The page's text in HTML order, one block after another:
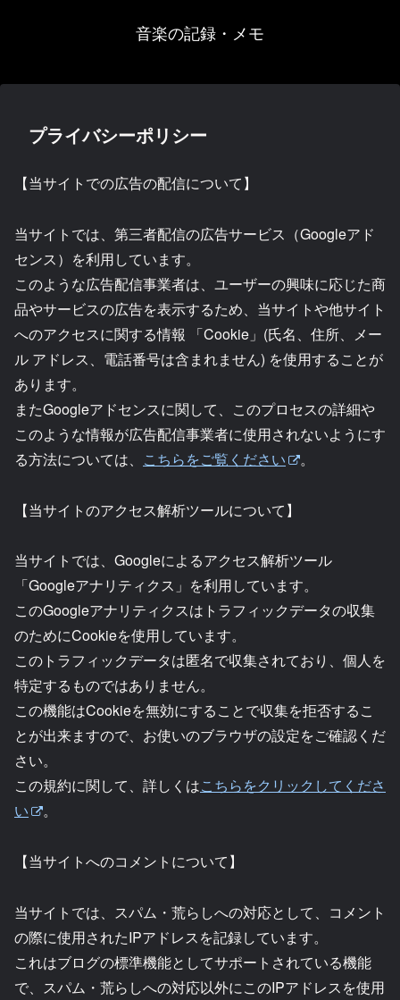
音楽の記録・メモ
プライバシーポリシー
【当サイトでの広告の配信について】
当サイトでは、第三者配信の広告サービス（Googleアド
センス）を利用しています。
このような広告配信事業者は、ユーザーの興味に応じた商
品やサービスの広告を表示するため、当サイトや他サイト
へのアクセスに関する情報 「Cookie」(氏名、住所、メー
ル アドレス、電話番号は含まれません) を使用することが
あります。
またGoogleアドセンスに関して、このプロセスの詳細や
このような情報が広告配信事業者に使用されないようにす
る方法については、 こちらをご覧ください 。
【当サイトのアクセス解析ツールについて】
当サイトでは、Googleによるアクセス解析ツール
「Googleアナリティクス」を利用しています。
このGoogleアナリティクスはトラフィックデータの収集
のためにCookieを使用しています。
このトラフィックデータは匿名で収集されており、個人を
特定するものではありません。
この機能はCookieを無効にすることで収集を拒否するこ
とが出来ますので、お使いのブラウザの設定をご確認くだ
さい。
この規約に関して、詳しくはこちらをクリックしてくださ
い
。
【当サイトへのコメントについて】
当サイトでは、スパム・荒らしへの対応として、コメント
の際に使用されたIPアドレスを記録しています。
これはブログの標準機能としてサポートされている機能
で、スパム・荒らしへの対応以外にこのIPアドレスを使用